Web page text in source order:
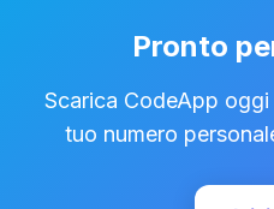
Pronto
Scarica CodeApp
tuo numero